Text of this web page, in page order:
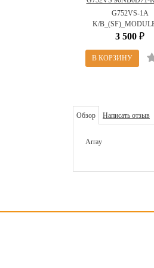
(G752VS-1A
K/
G752VS-1A
K/
3 500 ₽
Обзор Написать отзыв
Array